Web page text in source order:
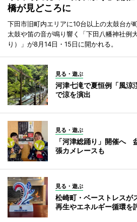
橋が見どころに
下田市旧町内エリアに10台以上の太鼓台が
太鼓や笛の音が鳴り響く「下田八幡神社例
り）」が8月14日・15日に開かれる。
見る・遊ぶ
河津七滝で夏恒例「風
で涼を演出
見る・遊ぶ
「河津総踊り」開催へ
張カメレースも
見る・遊ぶ
松崎町・ベーストレス
再生やエネルギー循環を